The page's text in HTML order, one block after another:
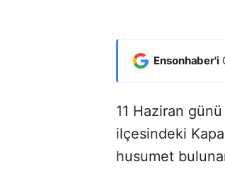
Ensonhaber'i
11 Haziran
ilçesindeki
husumet